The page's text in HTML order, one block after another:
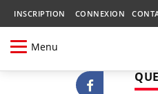
INSCRIPTION CONNEXION
Menu